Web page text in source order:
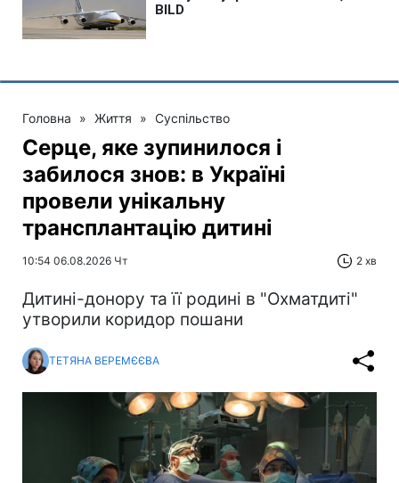
Головна » Життя » Суспільство
Серце, яке зупинилося і
забилося знов: в Україні
провели унікальну
трансплантацію дитині
10:54 06.08.2026 Чт 2 хв
Дитині-донору та її родині в "Охматдиті"
утворили коридор пошани
ТЕТЯНА ВЕРЕМЄЄВА